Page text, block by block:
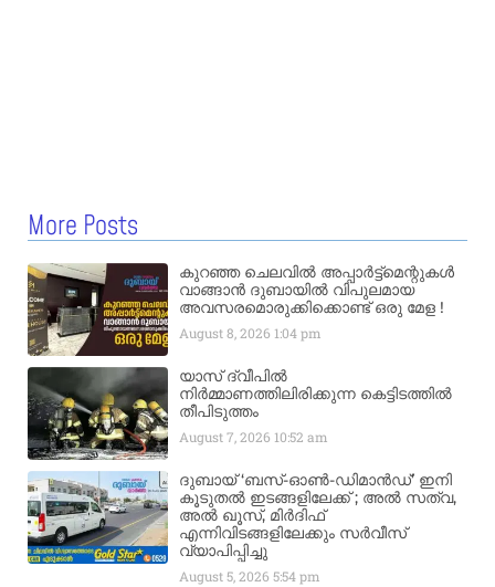
More Posts
കുറഞ്ഞ ചെലവിൽ അപ്പാർട്ട്മെന്റുകൾ
വാങ്ങാൻ ദുബായിൽ വിപുലമായ
അവസരമൊരുക്കിക്കൊണ്ട് ഒരു മേള !
August 8, 2026 1:04 pm
യാസ് ദ്വീപിൽ
നിർമ്മാണത്തിലിരിക്കുന്ന കെട്ടിടത്തിൽ
തീപിടുത്തം
August 7, 2026 10:52 am
ദുബായ് ‘ബസ്-ഓൺ-ഡിമാൻഡ്’ ഇനി
കൂടുതൽ ഇടങ്ങളിലേക്ക് ; അൽ സത്വ,
അൽ ഖൂസ്, മിർദിഫ്
എന്നിവിടങ്ങളിലേക്കും സർവീസ്
വ്യാപിപ്പിച്ചു
August 5, 20265:54 pm